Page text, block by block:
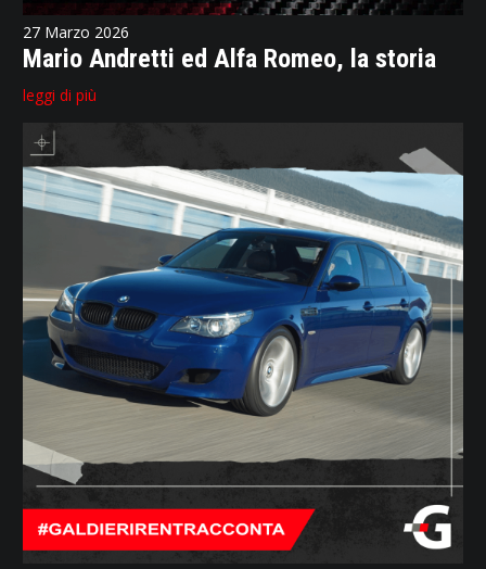
27 Marzo 2026
Mario Andretti ed Alfa Romeo, la storia
leggi di più